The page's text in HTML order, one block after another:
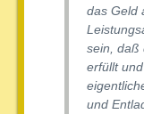
das Geld
sein, daß
erfüllt
und